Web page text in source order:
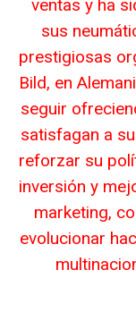
ventas y ha
sus
prestigiosas
Bild, en
seguir
satisfagan a
reforzar su
inversión y
marketing,
evolucionar